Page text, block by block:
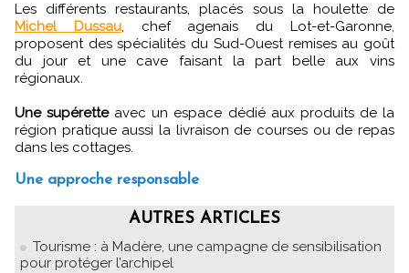
Les différents restaurants, placés sous la houlette de
Michel Dussau, chef agenais du Lot-et-Garonne,
proposent des spécialités du Sud-Ouest remises au goût
du jour et une cave faisant la part belle aux vins
régionaux.
Une supéretteavec un espace dédié aux produits de la
région pratique aussi la livraison de courses ou de repas
dans les cottages.
Une approche responsable
AUTRES ARTICLES
Tourisme : à Madère, une campagne de sensibilisation
pour protéger l’archipel